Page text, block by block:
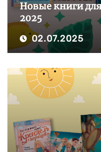
Новые книги
2025
02.07.2025